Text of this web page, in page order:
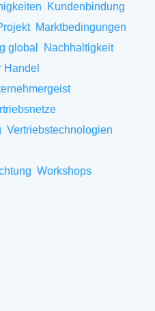
Kundenbindung
Marktbedingungen
global
Nachhaltigkeit
Handel
Vertriebstechnologien
Workshops